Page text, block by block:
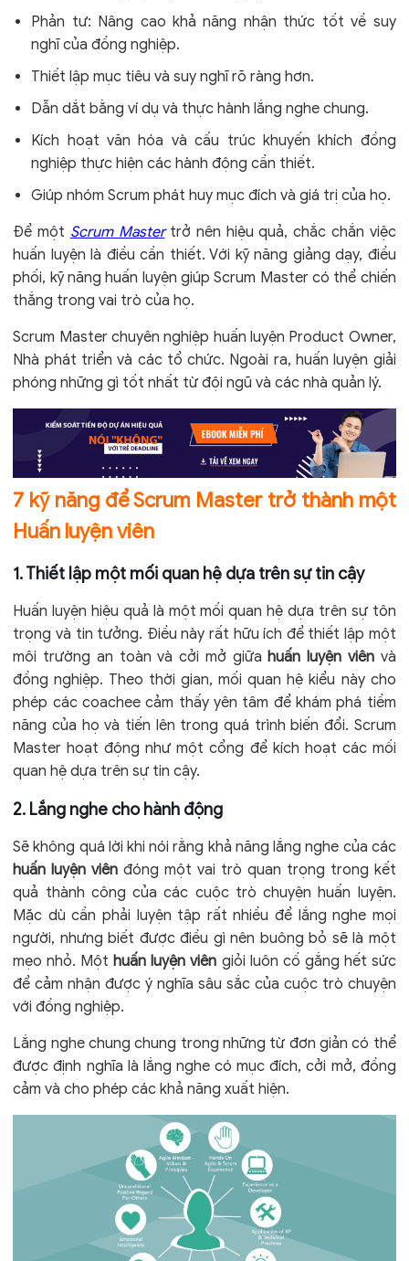
Phản tư: Nâng cao khả năng nhận thức tốt về suy
nghĩ của đồng nghiệp.
Thiết lập mục tiêu và suy nghĩ rõ ràng hơn.
Dẫn dắt bằng ví dụ và thực hành lắng nghe chung.
Kích hoạt văn hóa và cấu trúc khuyến khích đồng
nghiệp thực hiện các hành động cần thiết.
Giúp nhóm Scrum phát huy mục đích và giá trị của họ.
Để một Scrum Mastertrở nên hiệu quả, chắc chắn việc
huấn luyện là điều cần thiết. Với kỹ năng giảng dạy, điều
phối, kỹ năng huấn luyện giúp Scrum Master có thể chiến
thắng trong vai trò của họ.
Scrum Master chuyên nghiệp huấn luyện Product Owner,
Nhà phát triển và các tổ chức. Ngoài ra, huấn luyện giải
phóng những gì tốt nhất từ đội ngũ và các nhà quản lý.
7 kỹ năng để Scrum Master trở thành một
Huấn luyện viên
1.Thiết lập một mối quan hệ dựa trên sự tin cậy
Huấn luyện hiệu quả là một mối quan hệ dựa trên sự tôn
trọng và tin tưởng. Điều này rất hữu ích để thiết lập một
môi trường an toàn và cởi mở giữa huấn luyện viênvà
đồng nghiệp. Theo thời gian, mối quan hệ kiểu này cho
phép các coachee cảm thấy yên tâm để khám phá tiềm
năng của họ và tiến lên trong quá trình biến đổi. Scrum
Master hoạt động như một cổng để kích hoạt các mối
quan hệ dựa trên sự tin cậy.
2. Lắng nghe cho hành động
Sẽ không quá lời khi nói rằng khả năng lắng nghe của các
huấn luyện viên đóng một vai trò quan trọng trong kết
quả thành công của các cuộc trò chuyện huấn luyện.
Mặc dù cần phải luyện tập rất nhiều để lắng nghe mọi
người, nhưng biết được điều gì nên buông bỏ sẽ là một
mẹo nhỏ. Một huấn luyện viên giỏi luôn cố gắng hết sức
để cảm nhận được ý nghĩa sâu sắc của cuộc trò chuyện
với đồng nghiệp.
Lắng nghe chung chung trong những từ đơn giản có thể
được định nghĩa là lắng nghe có mục đích, cởi mở, đồng
cảm và cho phép các khả năng xuất hiện.